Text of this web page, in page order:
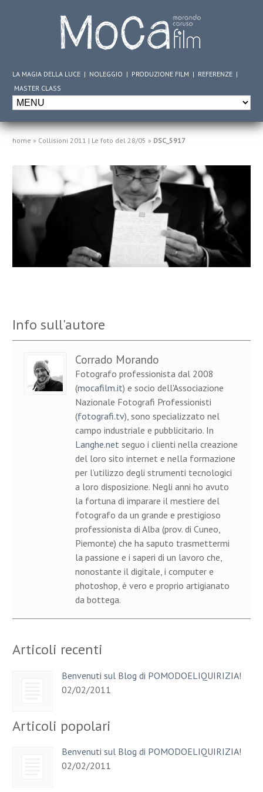
LA MAGIA DELLA LUCE | NOLEGGIO | PRODUZIONE FILM | REFERENZE |
MASTER CLASS
home » Collisioni 2011 | Le foto del 28/05 » DSC_5917
Info sull'autore
Corrado Morando
Fotografo professionista dal 2008
(mocafilm.it) e socio dell'Associazione
Nazionale Fotografi Professionisti
(fotografi.tv), sono specializzato nel
campo industriale e pubblicitario. In
Langhe.net seguo i clienti nella creazione
del loro sito internet e nella formazione
per l’utilizzo degli strumenti tecnologici
a loro disposizione. Negli anni ho avuto
la fortuna di imparare il mestiere del
fotografo da un grande e prestigioso
professionista di Alba (prov. di Cuneo,
Piemonte) che ha saputo trasmettermi
la passione e i saperi di un lavoro che,
nonostante il digitale, i computer e
photoshop, è vero e proprio artigianato
da bottega.
Articoli recenti
Benvenuti sul Blog di POMODOELIQUIRIZIA!
02/02/2011
Articoli popolari
Benvenuti sul Blog di POMODOELIQUIRIZIA!
02/02/2011